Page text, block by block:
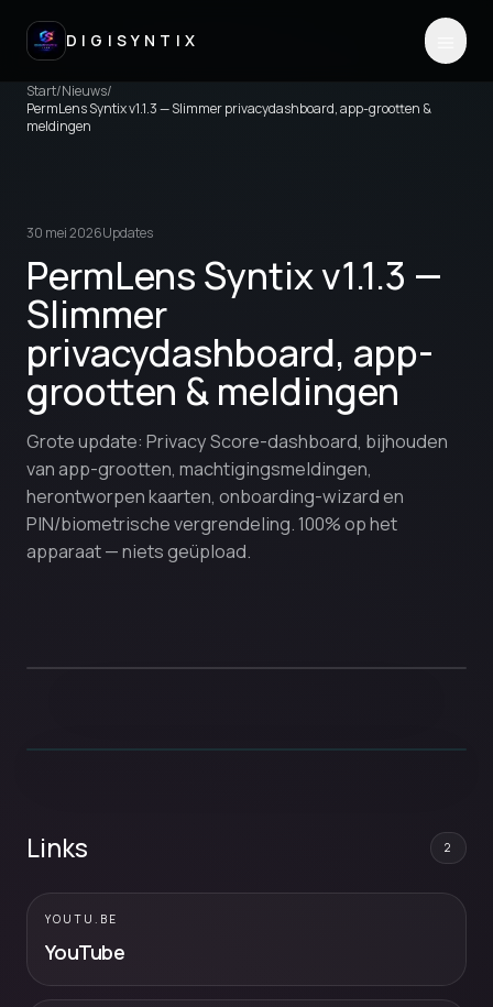
DIGISYNTIX
Start/Nieuws/
PermLens Syntix v1.1.3 — Slimmer privacydashboard, app-grootten &
meldingen
30 mei 2026Updates
PermLens Syntix v1.1.3 —
Slimmer
privacydashboard, app-
grootten & meldingen
Grote update: Privacy Score-dashboard, bijhouden
van app-grootten, machtigingsmeldingen,
herontworpen kaarten, onboarding-wizard en
PIN/biometrische vergrendeling. 100% op het
apparaat — niets geüpload.
Links 2
YOUTU.BE
YouTube